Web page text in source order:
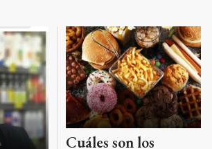
Cuáles son los